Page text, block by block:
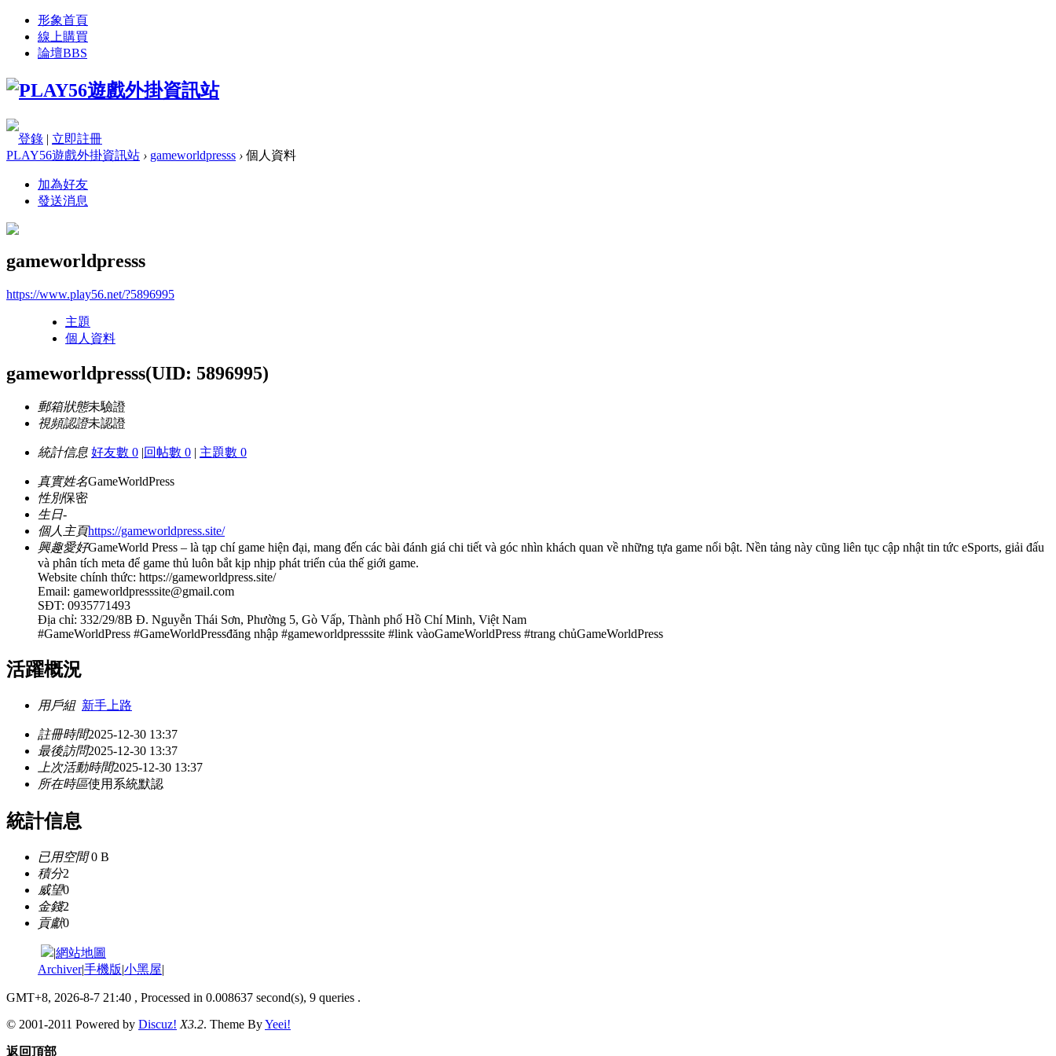
形象首頁
線上購買
論壇BBS
登錄 | 立即註冊
PLAY56遊戲外掛資訊站 › gameworldpresss › 個人資料
加為好友
發送消息
gameworldpresss
https://www.play56.net/?5896995
主題
個人資料
gameworldpresss(UID: 5896995)
郵箱狀態未驗證
視頻認證未認證
統計信息 好友數 0 |回帖數 0 | 主題數 0
真實姓名GameWorldPress
性別保密
生日-
個人主頁https://gameworldpress.site/
興趣愛好GameWorld Press – là tạp chí game hiện đại, mang đến các bài đánh giá chi tiết và góc nhìn khách quan về những tựa game nổi bật. Nền tảng này cũng liên tục cập nhật tin tức eSports, giải đấu
và phân tích meta để game thủ luôn bắt kịp nhịp phát triển của thế giới game.
Website chính thức: https://gameworldpress.site/
Email: gameworldpresssite@gmail.com
SĐT: 0935771493
Địa chỉ: 332/29/8B Đ. Nguyễn Thái Sơn, Phường 5, Gò Vấp, Thành phố Hồ Chí Minh, Việt Nam
#GameWorldPress #GameWorldPressđăng nhập #gameworldpresssite #link vàoGameWorldPress #trang chủGameWorldPress
活躍概況
用戶組 新手上路
註冊時間2025-12-30 13:37
最後訪問2025-12-30 13:37
上次活動時間2025-12-30 13:37
所在時區使用系統默認
統計信息
已用空間0 B
積分2
威望0
金錢2
貢獻0
|網站地圖
Archiver|手機版|小黑屋|
GMT+8, 2026-8-7 21:40 , Processed in 0.008637 second(s), 9 queries .
© 2001-2011 Powered by Discuz! X3.2. Theme ByYeei!
返回頂部